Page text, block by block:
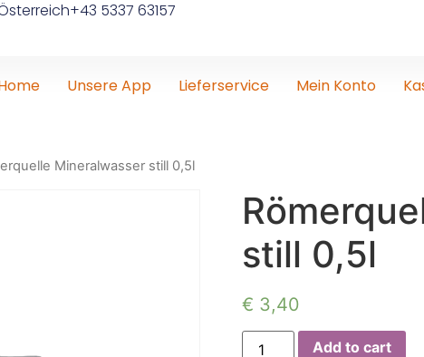
+43 5337 63157
Unsere App Lieferservice Mein Konto
Mineralwasser still 0,5l
still 0,5l
€ 3,40
Add to cart